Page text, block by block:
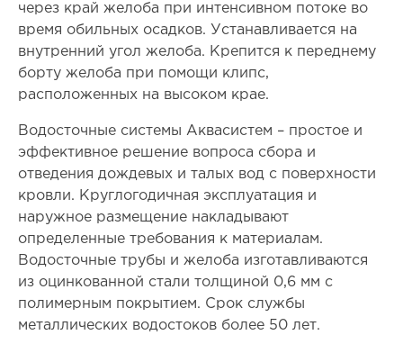
через край желоба при интенсивном потоке во
время обильных осадков. Устанавливается на
внутренний угол желоба. Крепится к переднему
борту желоба при помощи клипс,
расположенных на высоком крае.
Водосточные системы Аквасистем – простое и
эффективное решение вопроса сбора и
отведения дождевых и талых вод с поверхности
кровли. Круглогодичная эксплуатация и
наружное размещение накладывают
определенные требования к материалам.
Водосточные трубы и желоба изготавливаются
из оцинкованной стали толщиной 0,6 мм с
полимерным покрытием. Срок службы
металлических водостоков более 50 лет.